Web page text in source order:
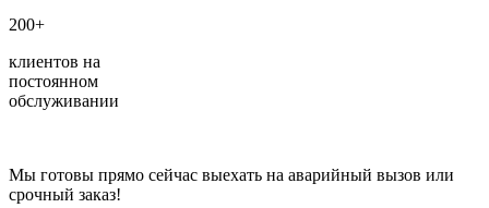
200+
клиентов на
постоянном
обслуживании
Мы готовы прямо сейчас выехать на аварийный вызов или
срочный заказ!